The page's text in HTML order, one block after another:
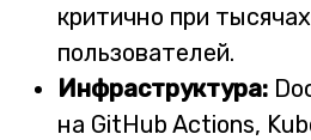
критично при
пользователей.
Инфраструктура:
на GitHub Actions,